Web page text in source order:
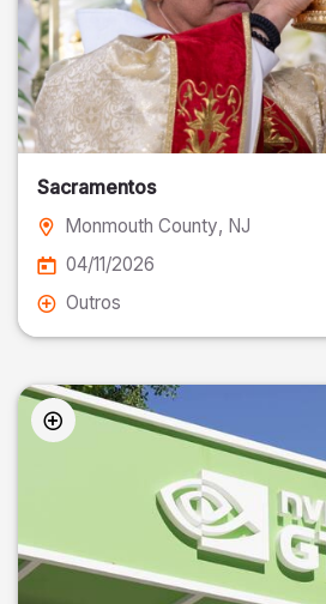
Sacramentos
Monmouth County, NJ
04/11/2026
Outros